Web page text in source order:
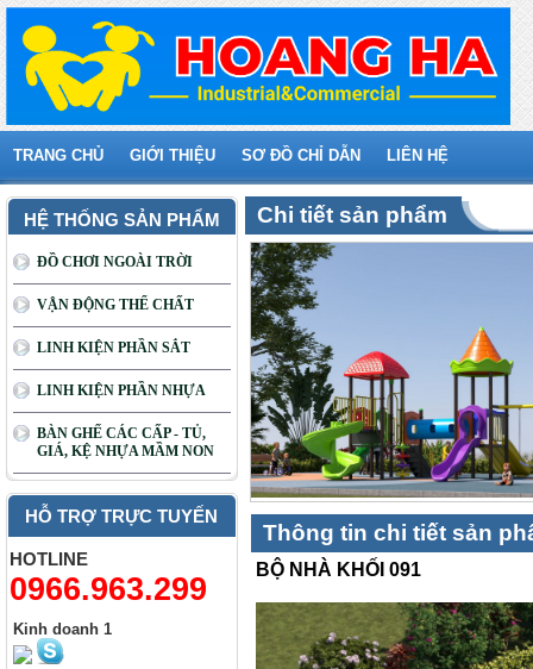
TRANG CHỦ GIỚI THIỆU SƠ ĐỒ CHỈ DẪN LIÊN HỆ
HỆ THỐNG SẢN PHẨM
ĐỒ CHƠI NGOÀI TRỜI
VẬN ĐỘNG THỂ CHẤT
LINH KIỆN PHẦN SẮT
LINH KIỆN PHẦN NHỰA
BÀN GHẾ CÁC CẤP - TỦ,
GIÁ, KỆ NHỰA MẦM NON
HỖ TRỢ TRỰC TUYẾN
HOTLINE
0966.963.299
Kinh doanh 1
Chi tiết sản phẩm
Thông tin chi tiết sản
BỘ NHÀ KHỐI 091